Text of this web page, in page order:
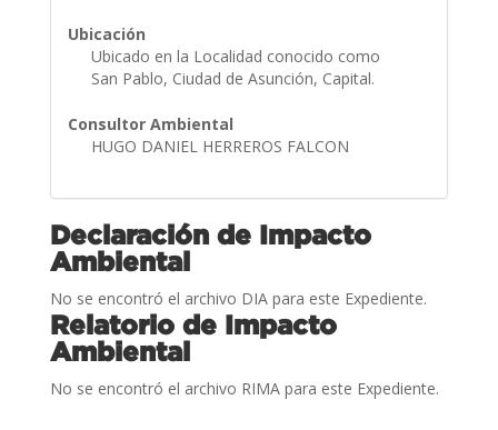
Ubicación
Ubicado en la Localidad conocido como
San Pablo, Ciudad de Asunción, Capital.
Consultor Ambiental
HUGO DANIEL HERREROS FALCON
Declaración de Impacto
Ambiental
No se encontró el archivo DIA para este Expediente.
Relatorio de Impacto
Ambiental
No se encontró el archivo RIMA para este Expediente.